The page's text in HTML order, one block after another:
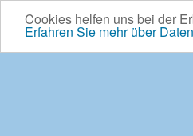
Cookies helfen uns bei der
Erfahren Sie mehr über